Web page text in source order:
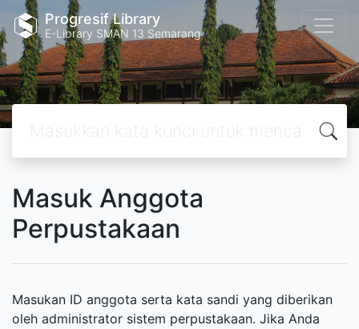
Progresif Library
E-Library SMAN 13 Semarang
Masuk Anggota
Perpustakaan
Masukan ID anggota serta kata sandi yang diberikan
oleh administrator sistem perpustakaan. Jika Anda